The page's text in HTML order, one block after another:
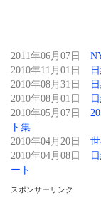
2011年06月07日
2010年11月01日
2010年08月31日
2010年08月01日
2010年05月07日
ト集
2010年04月20日
2010年04月08日
ート
スポンサーリンク